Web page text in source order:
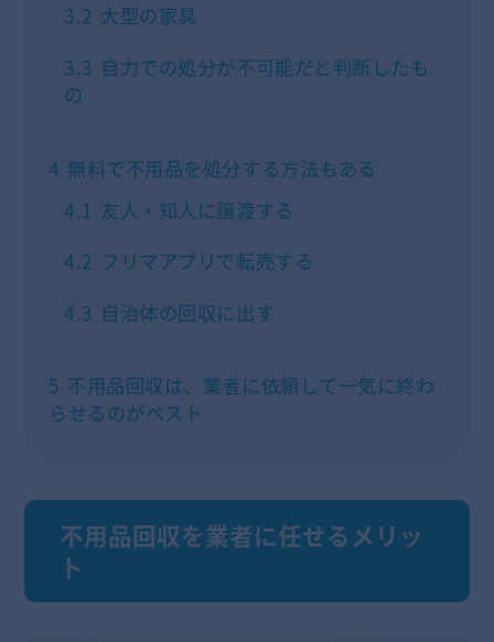
3.2 大型の家具
3.3 自力での処分が不可能だと判断したも
の
4 無料で不用品を処分する方法もある
4.1 友人・知人に譲渡する
4.2 フリマアプリで転売する
4.3 自治体の回収に出す
5 不用品回収は、業者に依頼して一気に終わ
らせるのがベスト
不用品回収を業者に任せるメリッ
ト